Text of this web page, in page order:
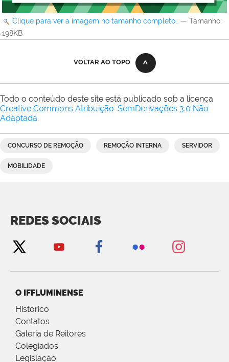
Clique para ver a imagem no tamanho completo… — Tamanho:
198KB
VOLTAR AO TOPO
Todo o conteúdo deste site está publicado sob a licença
Creative Commons Atribuição-SemDerivações 3.0 Não
Adaptada.
CONCURSO DE REMOÇÃO REMOÇÃO INTERNA SERVIDOR
MOBILIDADE
REDES SOCIAIS
O IFFLUMINENSE
Histórico
Contatos
Galeria de Reitores
Colegiados
Legislação